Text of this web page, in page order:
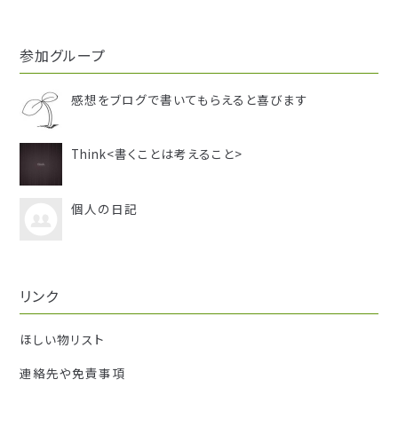
参加グループ
感想をブログで書いてもらえると喜びます
Think<書くことは考えること>
個人の日記
リンク
ほしい物リスト
連絡先や免責事項